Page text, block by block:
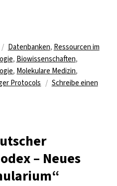
Kategorien
Datenbanken, Ressourcen im
, Biowissenschaften,
, Molekulare Medizin,
Protocols
Schreibe einen
– Neues